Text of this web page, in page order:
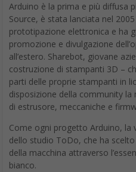
Arduino è la prima e più diffusa
Source, è stata lanciata nel
prototipazione elettronica e ha
promozione e divulgazione
all’estero. Sharebot, giovane
costruzione di stampanti 3D –
parti delle proprie stampanti in
disposizione della community
di estrusore, meccaniche e
Come ogni progetto Arduino, la
dello studio ToDo, che ha
della macchina attraverso
bianco.